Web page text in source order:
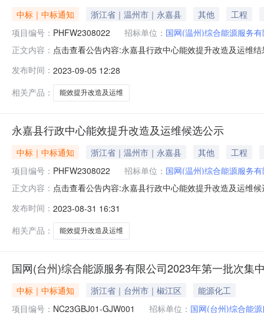
中标｜中标通知 浙江省｜温州市｜永嘉县 其他
工程
项目编号： PHFW2308022 招标单位： 国网(温州)综合能源服务
正文内容： 点击查看公告内容:永嘉县行政中心能效提升改造及运维
为国网（温州）综合能源服务有限公司。四、联系方式
标咨询分公司地址：浙
发布时间： 2023-09-05 12:28
相关产品：
能效提升改造及运维
永嘉县行政中心能效提升改造及运维候选公示
中标｜中标通知 浙江省｜温州市｜永嘉县 其他
工程
项目编号： PHFW2308022 招标单位： 国网(温州)综合能源服务
正文内容： 点击查看公告内容:永嘉县行政中心能效提升改造及运维
价：10.3770万元，质量：合格，工期/交货期/服务期：
发布时间： 2023-08-31 16:31
相关产品：
能效提升改造及运维
国网(台州)综合能源服务有限公司2023年第一批次集
中标｜中标通知 浙江省｜台州市｜椒江区
能源化工
项目编号： NC23GBJ01-GJW001 招标单位： 国网(台州)综合能